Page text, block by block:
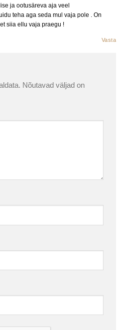
ja ootusäreva aja veel
teha aga seda mul vaja pole . On
siia ellu vaja praegu !
Vasta
Nõutavad väljad on